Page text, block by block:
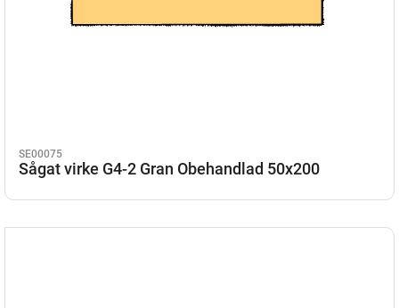
SE00075
Sågat virke G4-2 Gran Obehandlad 50x200